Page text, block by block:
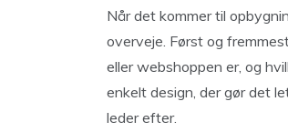
Når det kommer til
overveje. Først og
eller webshoppen er, og
enkelt design, der gør det
leder efter.